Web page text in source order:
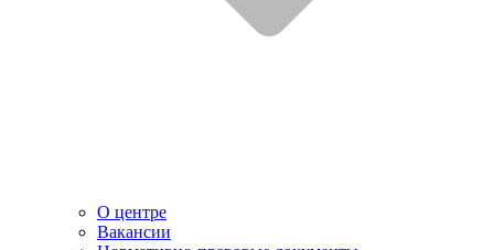
О центре
Вакансии